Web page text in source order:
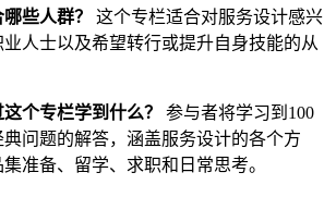
些人群？
这个专栏适合对服务设计感兴
人士以及希望转行或提升自身技能的从
个专栏学到什么？
参与者将学习到100
问题的解答，涵盖服务设计的各个方
准备、留学、求职和日常思考。